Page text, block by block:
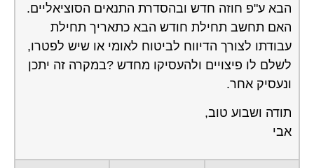
הבא ע"פ חוזה חדש ובהסדרת התנאים הסוציאליים.
האם תחשב תחילת חודש הבא כתאריך תחילת
עבודתו לצורך הדיווח לביטוח לאומי או שיש לפטרו,
לשלם לו פיצויים ולהעסיקו מחדש ?במקרה זה יתכן
ונעסיק אחר.
תודה ושבוע טוב,
אבי